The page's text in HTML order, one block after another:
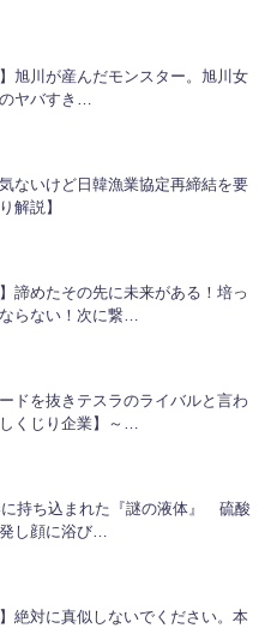
旭川が産んだモンスター。旭川女
ヤバすき…
ないけど日韓漁業協定再締結を要
解説】
諦めたその先に未来がある！培っ
らない！次に繋…
ドを抜きテスラのライバルと言わ
くじり企業】～…
に持ち込まれた『謎の液体』 硫酸
し顔に浴び…
絶対に真似しないでください。本